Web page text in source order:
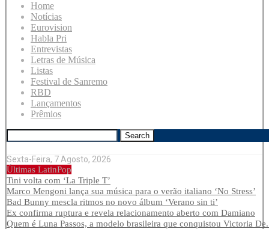
Home
Notícias
Eurovision
Habla Pri
Entrevistas
Letras de Música
Listas
Festival de Sanremo
RBD
Lançamentos
Prêmios
Search
Sexta-Feira, 7 Agosto, 2026
Últimas LatinPop
Tini volta com ‘La Triple T’
Marco Mengoni lança sua música para o verão italiano ‘No Stress’
Bad Bunny mescla ritmos no novo álbum ‘Verano sin ti’
Ex confirma ruptura e revela relacionamento aberto com Damiano
Quem é Luna Passos, a modelo brasileira que conquistou Victoria